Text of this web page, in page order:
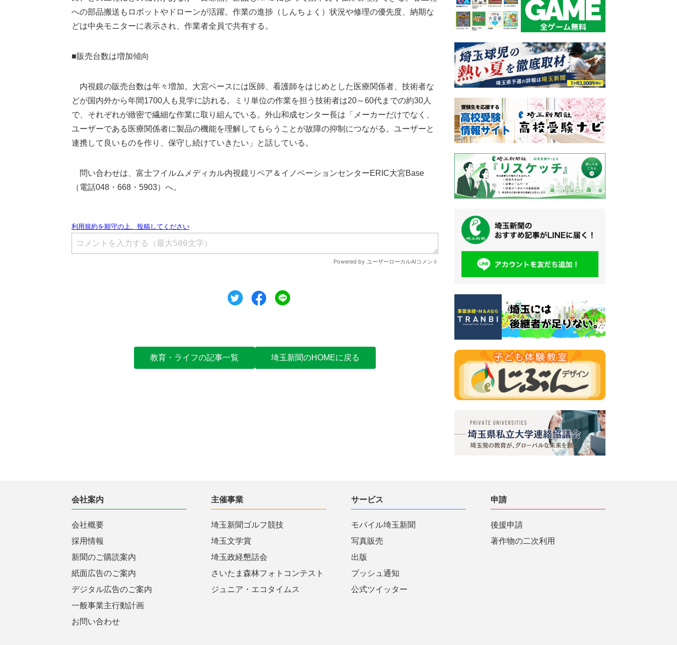
への部品搬送もロボットやドローンが活躍。作業の進捗（しんちょく）状況や修理の優先度、納期な
どは中央モニターに表示され、作業者全員で共有する。
■販売台数は増加傾向
内視鏡の販売台数は年々増加。大宮ベースには医師、看護師をはじめとした医療関係者、技術者な
どが国内外から年間1700人も見学に訪れる。ミリ単位の作業を担う技術者は20～60代までの約30人
で、それぞれが緻密で繊細な作業に取り組んでいる。外山和成センター長は「メーカーだけでなく、
ユーザーである医療関係者に製品の機能を理解してもらうことが故障の抑制につながる。ユーザーと
連携して良いものを作り、保守し続けていきたい」と話している。
問い合わせは、富士フイルムメディカル内視鏡リペア＆イノベーションセンターERIC大宮Base
（電話048・668・5903）へ。
ツイートシェア
教育・ライフの記事一覧 埼玉新聞のHOMEに戻る
会社案内
会社概要
採用情報
新聞のご購読案内
紙面広告のご案内
デジタル広告のご案内
一般事業主行動計画
お問い合わせ
主催事業
埼玉新聞ゴルフ競技
埼玉文学賞
埼玉政経懇話会
さいたま森林フォトコンテスト
ジュニア・エコタイムス
サービス
モバイル埼玉新聞
写真販売
出版
プッシュ通知
公式ツイッター
申請
後援申請
著作物の二次利用